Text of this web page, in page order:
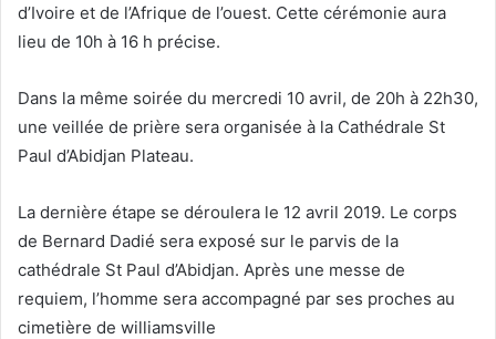
d’Ivoire et de l’Afrique de l’ouest. Cette cérémonie aura
lieu de 10h à 16 h précise.
Dans la même soirée du mercredi 10 avril, de 20h à 22h30,
une veillée de prière sera organisée à la Cathédrale St
Paul d’Abidjan Plateau.
La dernière étape se déroulera le 12 avril 2019. Le corps
de Bernard Dadié sera exposé sur le parvis de la
cathédrale St Paul d’Abidjan. Après une messe de
requiem, l’homme sera accompagné par ses proches au
cimetière de williamsville